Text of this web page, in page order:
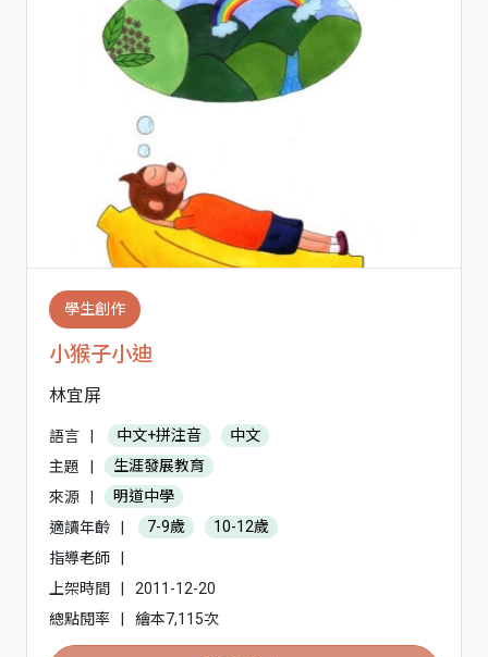
學生創作
小猴子小迪
林宜屏
語言 中文+拼注音
中文
主題
生涯發展教育
來源
明道中學
適讀年齡
7-9歲
10-12歲
指導老師
上架時間
2011-12-20
總點閱率
繪本7,115次